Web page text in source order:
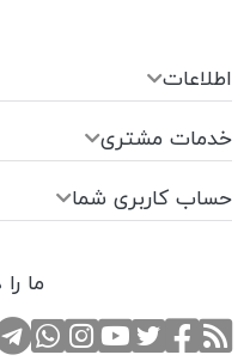
اطلاعات
خدمات مشتری
حساب کاربری شما
ما
RSSصفحه
صفحه
کانال
صفحه